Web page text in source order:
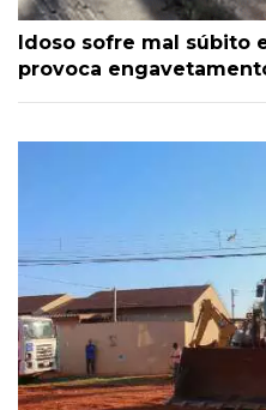
Idoso sofre mal súbito
provoca